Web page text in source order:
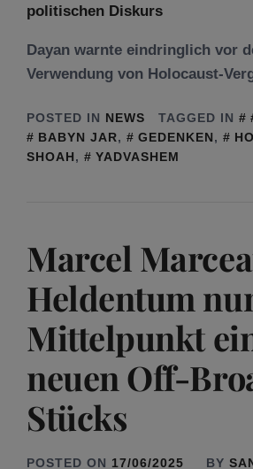
Dayan warnte eindringlich vor
Verwendung von Holocaust-
POSTED IN NEWS TAGGED IN
BABYN JAR, GEDENKEN,
SHOAH, YADVASHEM
Marcel
Heldentum
Mittelpunkt
neuen Off-
Stücks
POSTED ON 17/06/2025 BY